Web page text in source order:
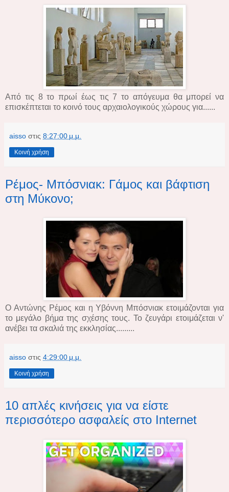
Από τις 8 το πρωί έως τις 7 το απόγευμα θα μπορεί να
επισκέπτεται το κοινό τους αρχαιολογικούς χώρους για......
aisso στις 8:27:00 μ.μ.
Κοινή χρήση
Ρέμος- Μπόσνιακ: Γάμος και βάφτιση
στη Μύκονο;
Ο Αντώνης Ρέμος και η Υβόννη Μπόσνιακ ετοιμάζονται για
το μεγάλο βήμα της σχέσης τους. Το ζευγάρι ετοιμάζεται ν'
ανέβει τα σκαλιά της εκκλησίας.........
aisso στις 4:29:00 μ.μ.
Κοινή χρήση
10 απλές κινήσεις για να είστε
περισσότερο ασφαλείς στο Internet